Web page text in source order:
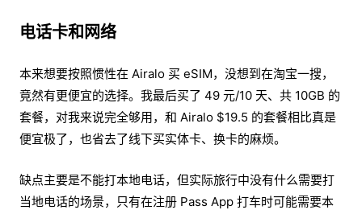
电话卡和网络
本来想要按照惯性在 Airalo 买 eSIM，没想到在淘宝一搜，
竟然有更便宜的选择。我最后买了 49 元/10 天、共 10GB 的
套餐，对我来说完全够用，和 Airalo $19.5 的套餐相比真是
便宜极了，也省去了线下买实体卡、换卡的麻烦。
缺点主要是不能打本地电话，但实际旅行中没有什么需要打
当地电话的场景，只有在注册 Pass App 打车时可能需要本